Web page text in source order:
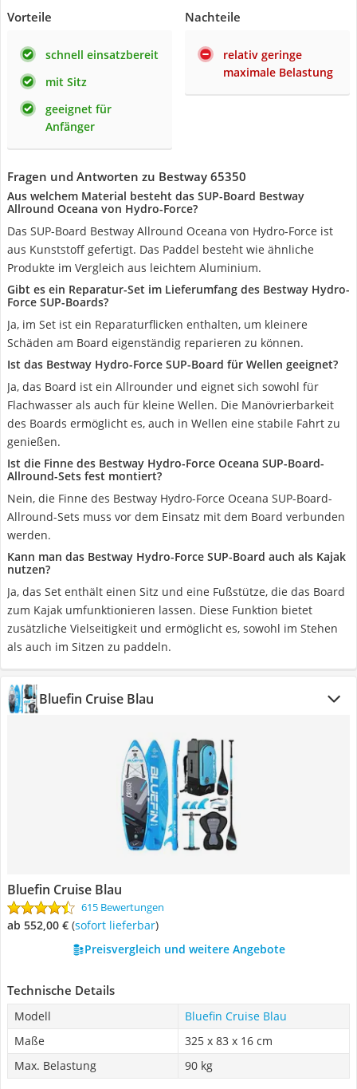
Vorteile
schnell einsatzbereit
mit Sitz
geeignet für
Anfänger
Nachteile
relativ geringe
maximale Belastung
Fragen und Antworten zu Bestway 65350
Aus welchem Material besteht das SUP-Board Bestway
Allround Oceana von Hydro-Force?
Das SUP-Board Bestway Allround Oceana von Hydro-Force ist
aus Kunststoff gefertigt. Das Paddel besteht wie ähnliche
Produkte im Vergleich aus leichtem Aluminium.
Gibt es ein Reparatur-Set im Lieferumfang des Bestway Hydro-
Force SUP-Boards?
Ja, im Set ist ein Reparaturflicken enthalten, um kleinere
Schäden am Board eigenständig reparieren zu können.
Ist das Bestway Hydro-Force SUP-Board für Wellen geeignet?
Ja, das Board ist ein Allrounder und eignet sich sowohl für
Flachwasser als auch für kleine Wellen. Die Manövrierbarkeit
des Boards ermöglicht es, auch in Wellen eine stabile Fahrt zu
genießen.
Ist die Finne des Bestway Hydro-Force Oceana SUP-Board-
Allround-Sets fest montiert?
Nein, die Finne des Bestway Hydro-Force Oceana SUP-Board-
Allround-Sets muss vor dem Einsatz mit dem Board verbunden
werden.
Kann man das Bestway Hydro-Force SUP-Board auch als Kajak
nutzen?
Ja, das Set enthält einen Sitz und eine Fußstütze, die das Board
zum Kajak umfunktionieren lassen. Diese Funktion bietet
zusätzliche Vielseitigkeit und ermöglicht es, sowohl im Stehen
als auch im Sitzen zu paddeln.
Bluefin Cruise Blau
Bluefin Cruise Blau
615 Bewertungen
ab 552,00 € ( Sofort lieferbar)
Preisvergleich und weitere Angebote
Technische Details
Modell
Bluefin Cruise Blau
Maße
325 x 83 x 16 cm
Max. Belastung
90 kg